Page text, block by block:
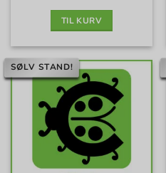
TIL KURV
SØLV STAND!